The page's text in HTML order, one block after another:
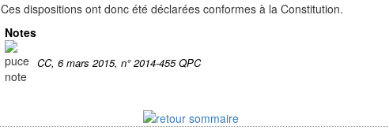
Ces dispositions ont donc été déclarées conformes à la Constitution.
Notes
CC, 6 mars 2015, n° 2014-455 QPC